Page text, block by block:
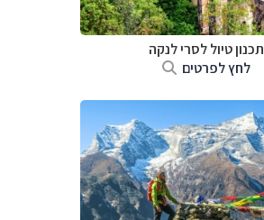
תכנון טיוללסרי לנקה
לחץ לפרטים